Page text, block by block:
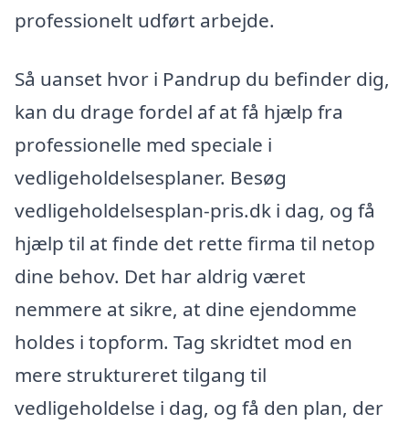
professionelt udført arbejde.
Så uanset hvor i Pandrup du befinder dig,
kan du drage fordel af at få hjælp fra
professionelle med speciale i
vedligeholdelsesplaner. Besøg
vedligeholdelsesplan-pris.dk i dag, og få
hjælp til at finde det rette firma til netop
dine behov. Det har aldrig været
nemmere at sikre, at dine ejendomme
holdes i topform. Tag skridtet mod en
mere struktureret tilgang til
vedligeholdelse i dag, og få den plan, der